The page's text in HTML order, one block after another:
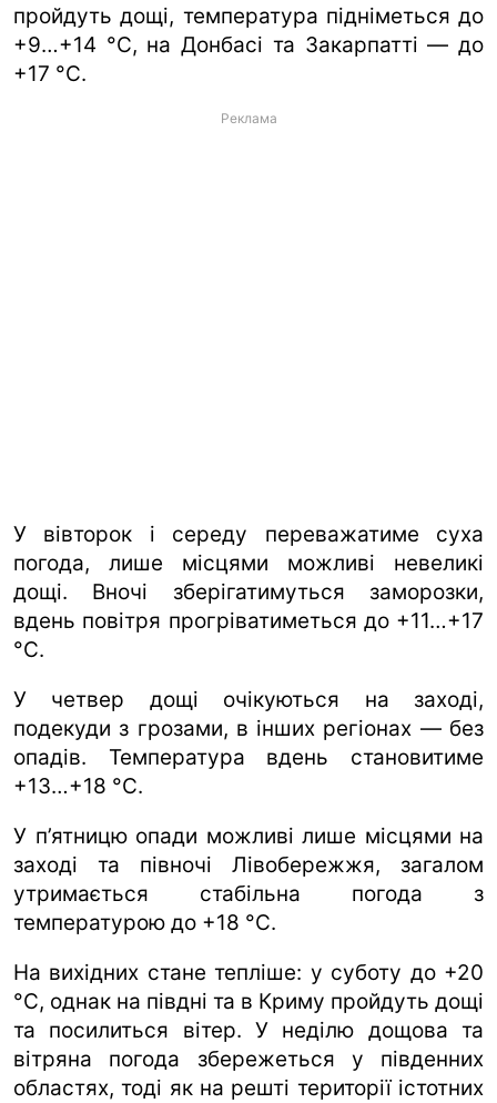
пройдуть дощі, температура підніметься до
+9…+14 °C, на Донбасі та Закарпатті — до
+17 °C.
Реклама
У вівторок і середу переважатиме суха
погода, лише місцями можливі невеликі
дощі. Вночі зберігатимуться заморозки,
вдень повітря прогріватиметься до +11…+17
°C.
У четвер дощі очікуються на заході,
подекуди з грозами, в інших регіонах — без
опадів. Температура вдень становитиме
+13…+18 °C.
У п’ятницю опади можливі лише місцями на
заході та півночі Лівобережжя, загалом
утримається стабільна погода з
температурою до +18 °C.
На вихідних стане тепліше: у суботу до +20
°C, однак на півдні та в Криму пройдуть дощі
та посилиться вітер. У неділю дощова та
вітряна погода збережеться у південних
областях, тоді як на решті території істотних